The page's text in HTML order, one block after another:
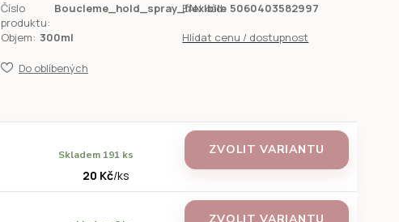
Číslo
produktu:
Boucleme_hold_spray_flexibile
EAN kód: 5060403582997
Objem: 300ml Hlídat cenu / dostupnost
Do oblíbených
20 Kč/ks
Skladem 191 ks ZVOLIT VARIANTU